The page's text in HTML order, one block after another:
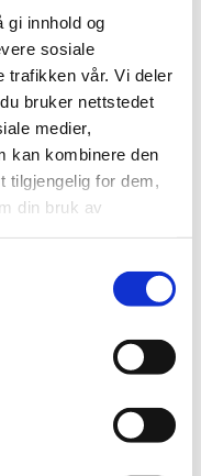
gi innhold og
sosiale
trafikken vår. Vi deler
bruker nettstedet
medier,
kan kombinere den
tilgjengelig for dem,
din bruk av
Legg til i ønskeliste